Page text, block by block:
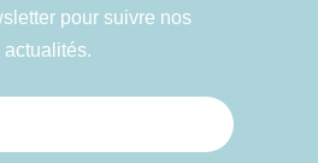
pour suivre nos
actualités.